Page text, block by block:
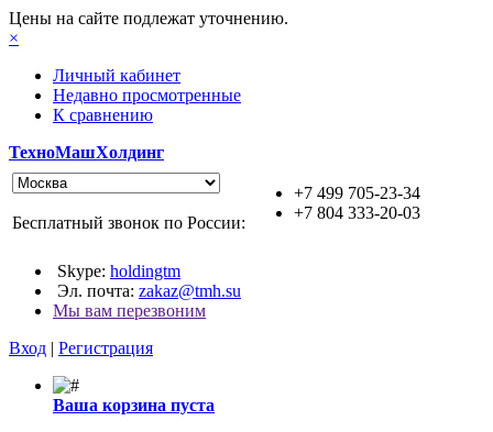
Цены на сайте подлежат уточнению.
×
Личный кабинет
Недавно просмотренные
К сравнению
ТехноМашХолдинг
+7 499 705-23-34
+7 804 333-20-03
Бесплатный звонок по России:
Skype: holdingtm
Эл. почта: zakaz@tmh.su
Мы вам перезвоним
Вход | Регистрация
Ваша корзина пуста